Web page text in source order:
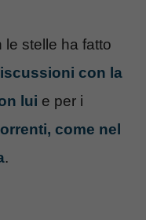
le stelle ha fatto
con la
lui e per i
come nel
.